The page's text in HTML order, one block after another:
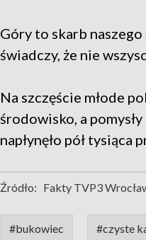
Góry to skarb
świadczy, że nie
Na szczęście młode
środowisko, a
napłynęło pół
Źródło: Fakty TVP3
#bukowiec #czyste